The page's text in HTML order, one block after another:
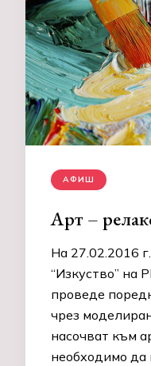
АФИШ
Арт –
На 27.02.2016
“Изкуство” на
проведе
чрез
насочват към
необходимо да